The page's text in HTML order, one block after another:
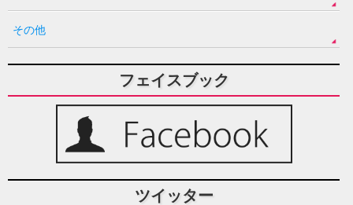
その他
フェイスブック
ツイッター